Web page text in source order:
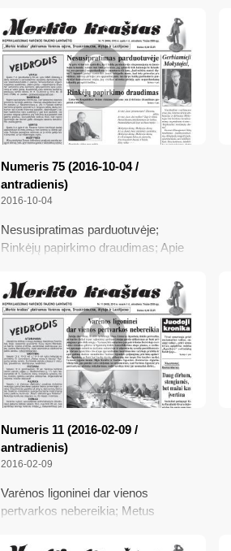
brangininkai; Akcijos „Kaminukas“
rezultatai; Vieni laukia pirkėjų, kiti –
pardavėjo
Numeris 75 (2016-10-04 /
antradienis)
2016-10-04
Nesusipratimas parduotuvėje;
Rinkėjų papirkimo draudimas; Apie
metu ir ne tik; Bulvių metas
Numeris 11 (2016-02-09 /
antradienis)
2016-02-09
Varėnos ligoninei dar vienos
pertvarkos nebereikia; Metus
kultūros sostinė Merkinė;